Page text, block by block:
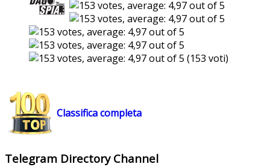
(153 voti)
Classifica completa
Telegram Directory Channel